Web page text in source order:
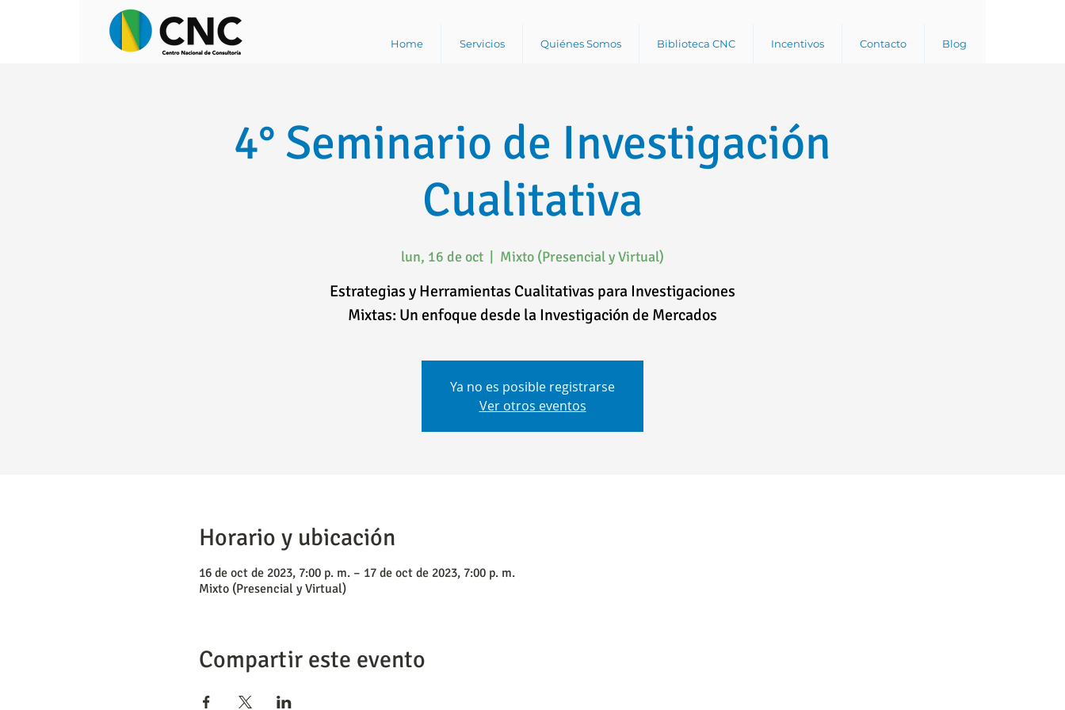
Home Servicios Quiénes Somos Biblioteca CNC Incentivos Contacto Blog
4° Seminario de Investigación
Cualitativa
lun, 16 de oct Mixto (Presencial y Virtual)
Estrategias y Herramientas Cualitativas para Investigaciones
Mixtas: Un enfoque desde la Investigación de Mercados
Ya no es posible registrarse
Ver otros eventos
Horario y ubicación
16 de oct de 2023, 7:00 p. m. – 17 de oct de 2023, 7:00 p. m.
Mixto (Presencial y Virtual)
Compartir este evento